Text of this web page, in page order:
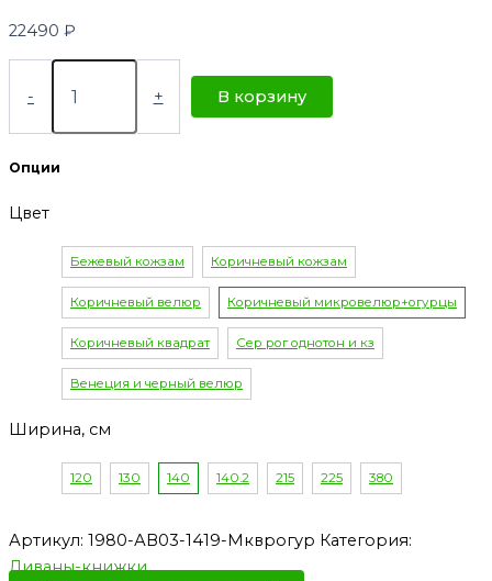
22490 ₽
- + В корзину
Опции
Цвет
Бежевый кожзам Коричневый кожзам
Коричневый велюр Коричневый микровелюр+огурцы
Коричневый квадрат Сер рог однотон и кз
Венеция и черный велюр
Ширина, см
120 130 140 140.2 215 225 380
Артикул: 1980-АВ03-1419-Мкврогур Категория:
Диваны-книжки